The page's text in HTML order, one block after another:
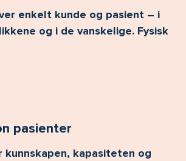
enkelt kunde og pasient – i
og i de vanskelige. Fysisk
pasienter
kunnskapen, kapasiteten og